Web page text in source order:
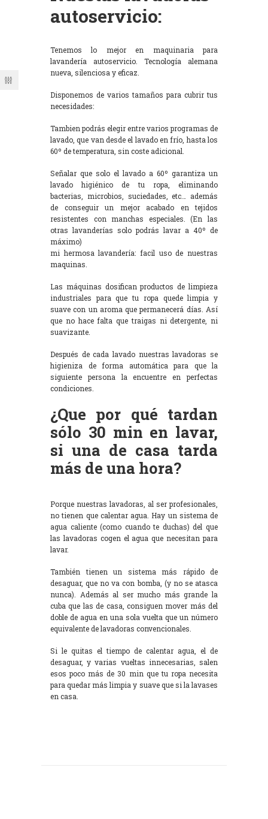
autoservicio:
Tenemos lo mejor en maquinaria para
lavandería autoservicio. Tecnología alemana
nueva, silenciosa y eficaz.
Disponemos de varios tamaños para cubrir tus
necesidades:
Tambien podrás elegir entre varios programas de
lavado, que van desde el lavado en frío, hasta los
60º de temperatura, sin coste adicional.
Señalar que solo el lavado a 60º garantiza un
lavado higiénico de tu ropa, eliminando
bacterias, microbios, suciedades, etc… además
de conseguir un mejor acabado en tejidos
resistentes con manchas especiales. (En las
otras lavanderías solo podrás lavar a 40º de
máximo)
mi hermosa lavandería: facil uso de nuestras
maquinas.
Las máquinas dosifican productos de limpieza
industriales para que tu ropa quede limpia y
suave con un aroma que permanecerá días. Así
que no hace falta que traigas ni detergente, ni
suavizante.
Después de cada lavado nuestras lavadoras se
higieniza de forma automática para que la
siguiente persona la encuentre en perfectas
condiciones.
¿Que por qué tardan
sólo 30 min en lavar,
si una de casa tarda
más de una hora?
Porque nuestras lavadoras, al ser profesionales,
no tienen que calentar agua. Hay un sistema de
agua caliente (como cuando te duchas) del que
las lavadoras cogen el agua que necesitan para
lavar.
También tienen un sistema más rápido de
desaguar, que no va con bomba, (y no se atasca
nunca). Además al ser mucho más grande la
cuba que las de casa, consiguen mover más del
doble de agua en una sola vuelta que un número
equivalente de lavadoras convencionales.
Si le quitas el tiempo de calentar agua, el de
desaguar, y varias vueltas innecesarias, salen
esos poco más de 30 min que tu ropa necesita
para quedar más limpia y suave que si la lavases
en casa.